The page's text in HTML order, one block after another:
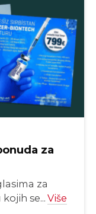
za
za
se...Više